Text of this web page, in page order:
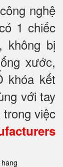
nghệ
1 chiếc
không bị
xước,
khóa kết
với tay
việc